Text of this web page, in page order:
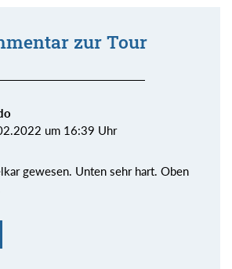
zur Tour
um 16:39 Uhr
gewesen. Unten sehr hart. Oben